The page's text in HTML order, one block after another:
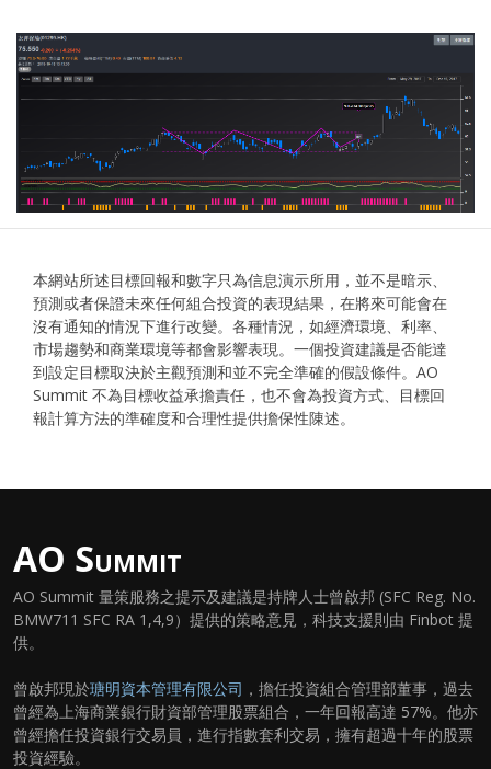
本網站所述目標回報和數字只為信息演示所用，並不是暗示、
預測或者保證未來任何組合投資的表現結果，在將來可能會在
沒有通知的情況下進行改變。各種情況，如經濟環境、利率、
市場趨勢和商業環境等都會影響表現。一個投資建議是否能達
到設定目標取決於主觀預測和並不完全準確的假設條件。AO
Summit 不為目標收益承擔責任，也不會為投資方式、目標回
報計算方法的準確度和合理性提供擔保性陳述。
AO Summit
AO Summit 量策服務之提示及建議是持牌人士曾啟邦 (SFC Reg. No.
BMW711 SFC RA 1,4,9）提供的策略意見，科技支援則由 Finbot 提
供。
曾啟邦現於瑭明資本管理有限公司 ，擔任投資組合管理部董事，過去
曾經為上海商業銀行財資部管理股票組合，一年回報高達 57%。他亦
曾經擔任投資銀行交易員，進行指數套利交易，擁有超過十年的股票
投資經驗。